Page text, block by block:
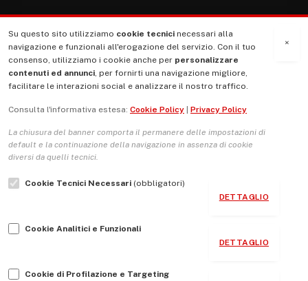
MENU
La Nostra Storia
Le Copertine
L’Associazione
Indirizzo Socio Politico Culturale
Guida per le autrici e gli autori
×
Su questo sito utilizziamo cookie tecnici necessari alla
navigazione e funzionali all'erogazione del servizio. Con il tuo
consenso, utilizziamo i cookie anche per personalizzare
contenuti ed annunci, per fornirti una navigazione migliore,
facilitare le interazioni social e analizzare il nostro traffico.
Consulta l'informativa estesa: Cookie Policy Privacy Policy
La chiusura del banner comporta il permanere delle impostazioni di
default e la continuazione della navigazione in assenza di cookie
diversi da quelli tecnici.
Cookie Tecnici Necessari (obbligatori)
DETTAGLIO
Cookie Analitici e Funzionali
DETTAGLIO
Cookie di Profilazione e Targeting